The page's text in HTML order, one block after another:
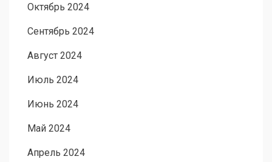
Октябрь 2024
Сентябрь 2024
Август 2024
Июль 2024
Июнь 2024
Май 2024
Апрель 2024